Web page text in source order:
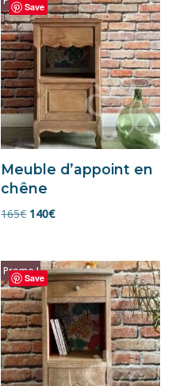
Save
Meuble d’appoint en
chêne
165€ 140€
Save
Promo !